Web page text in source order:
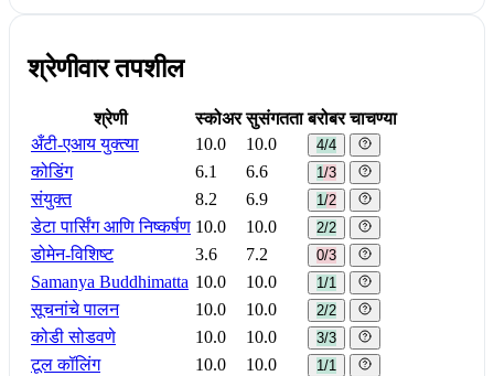
श्रेणीवार तपशील
श्रेणी स्कोअर सुसंगतता बरोबर चाचण्या
अँटी-एआय युक्त्या
10.0 10.0 4/4
कोडिंग 6.1 6.6 1/3
संयुक्त 8.2 6.9 1/2
डेटा पार्सिंग आणि निष्कर्षण 10.0 10.0 2/2
डोमेन-विशिष्ट 3.6 7.2 0/3
Samanya Buddhimatta 10.0 10.0 1/1
सूचनांचे पालन 10.0 10.0 2/2
कोडी सोडवणे 10.0 10.0 3/3
टूल कॉलिंग 10.0 10.0 1/1